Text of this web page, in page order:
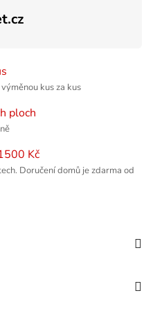
kus za kus
ploch
Kč
Doručení domů je zdarma od